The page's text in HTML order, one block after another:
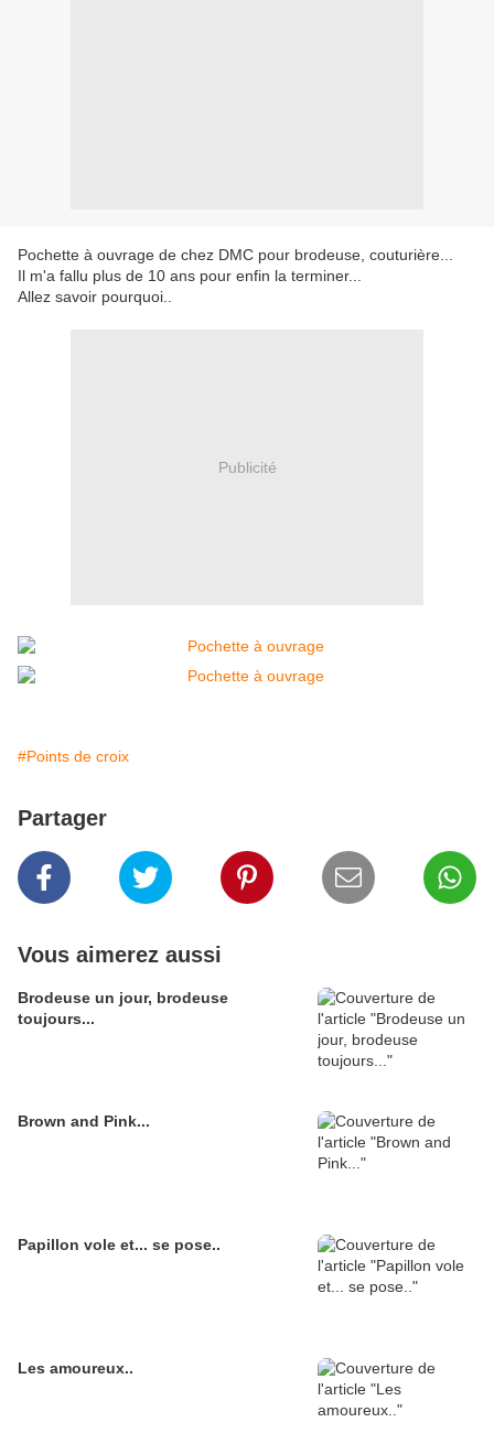
Pochette à ouvrage de chez DMC pour brodeuse, couturière...
Il m'a fallu plus de 10 ans pour enfin la terminer...
Allez savoir pourquoi..
Publicité
#Points de croix
Partager
Vous aimerez aussi
Brodeuse un jour, brodeuse
toujours...
Brown and Pink...
Papillon vole et... se pose..
Les amoureux..